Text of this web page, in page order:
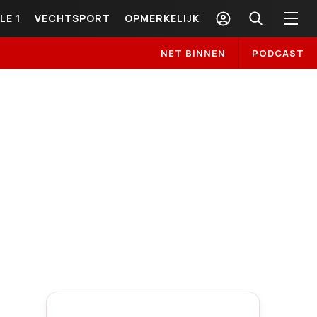
1 VECHTSPORT OPMERKELIJK
NET BINNEN PODCAST